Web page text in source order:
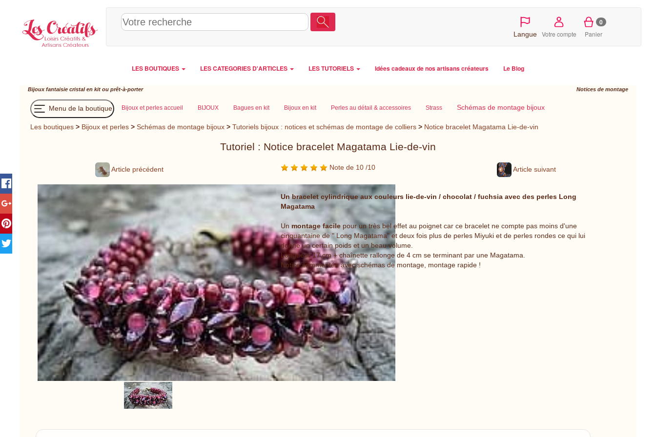
Langue Votre compte
0
Panier
LES BOUTIQUES LES CATEGORIES D'ARTICLES LES TUTORIELS Idées cadeaux de nos artisans créateurs Le Blog
Bijoux fantaisie cristal en kit ou prêt-à-porter Notices de montage
Menu de la boutique Bijoux et perles accueil BIJOUX Bagues en kit Bijoux en kit Perles au détail & accessoires Strass Schémas de montage bijoux
Les boutiques > Bijoux et perles > Schémas de montage bijoux > Tutoriels bijoux : notices et schémas de montage de colliers > Notice bracelet Magatama Lie-de-vin
Tutoriel : Notice bracelet Magatama Lie-de-vin
Article précédent Note de 10 /10 Article suivant
Un bracelet cylindrique aux couleurs lie-de-vin / chocolat / fuchsia avec des perles Long
Magatama
Un montage facilepour un très bel effet au poignet car ce bracelet ne compte pas moins d'une
cinquantaine de " Long Magatama" et deux fois plus de perles Miyuki et de perles rondes ce qui lui
donne un certain poids et un beau volume.
Longueur 17 cm + chaînette rallonge de 4 cm se terminant par une Magatama.
Notice commentée avec schémas de montage, montage rapide !